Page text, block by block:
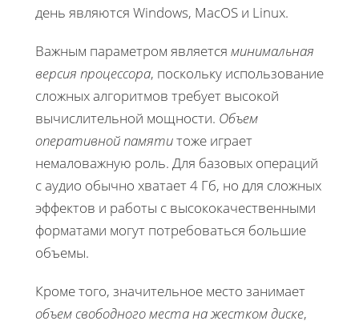
день являются Windows, MacOS и Linux.
Важным параметром является минимальная
версия процессора, поскольку использование
сложных алгоритмов требует высокой
вычислительной мощности. Объем
оперативной памятитоже играет
немаловажную роль. Для базовых операций
с аудио обычно хватает 4 Гб, но для сложных
эффектов и работы с высококачественными
форматами могут потребоваться большие
объемы.
Кроме того, значительное место занимает
объем свободного места на жестком диске,